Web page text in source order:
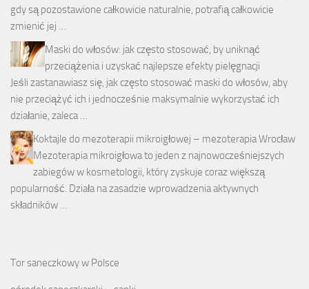
gdy są pozostawione całkowicie naturalnie, potrafią całkowicie
zmienić jej …
Maski do włosów: jak często stosować, by uniknąć
przeciążenia i uzyskać najlepsze efekty pielęgnacji
Jeśli zastanawiasz się, jak często stosować maski do włosów, aby
nie przeciążyć ich i jednocześnie maksymalnie wykorzystać ich
działanie, zaleca …
Koktajle do mezoterapii mikroigłowej – mezoterapia Wrocław
Mezoterapia mikroigłowa to jeden z najnowocześniejszych
zabiegów w kosmetologii, który zyskuje coraz większą
popularność. Działa na zasadzie wprowadzenia aktywnych
składników …
Tor saneczkowy w Polsce